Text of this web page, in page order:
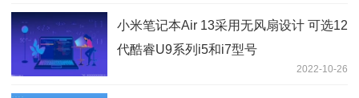
小米笔记本Air 13采用无风扇设计 可选12
代酷睿U9系列i5和i7型号
2022-10-26